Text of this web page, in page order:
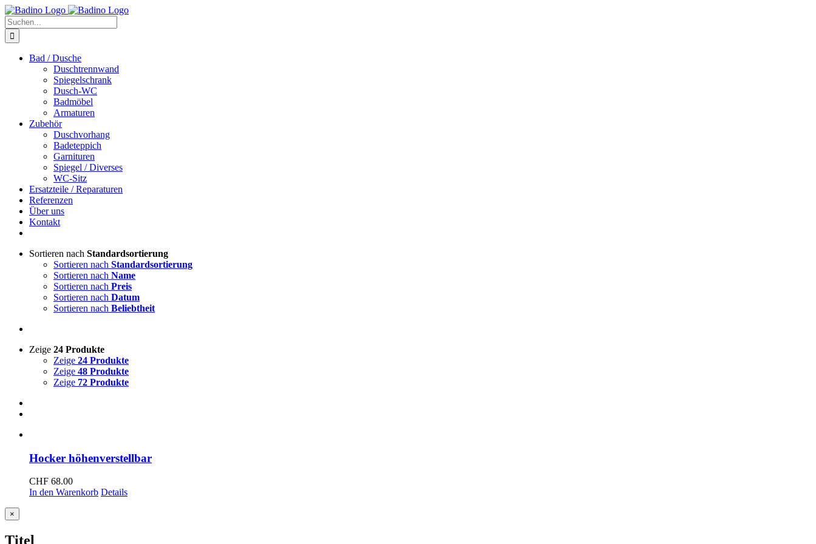
Zum
Inhalt
springen
Suche
nach:
Bad / Dusche
Duschtrennwand
Spiegelschrank
Dusch-WC
Badmöbel
Armaturen
Zubehör
Duschvorhang
Badeteppich
Garnituren
Spiegel / Diverses
WC-Sitz
Ersatzteile / Reparaturen
Referenzen
Über uns
Kontakt
Sortieren nach Standardsortierung
Sortieren nach Standardsortierung
Sortieren nach Name
Sortieren nach Preis
Sortieren nach Datum
Sortieren nach Beliebtheit
Zeige 24 Produkte
Zeige 24 Produkte
Zeige 48 Produkte
Zeige 72 Produkte
Hocker höhenverstellbar
CHF 68.00
In den Warenkorb Details
Close
product
view
×
Titel